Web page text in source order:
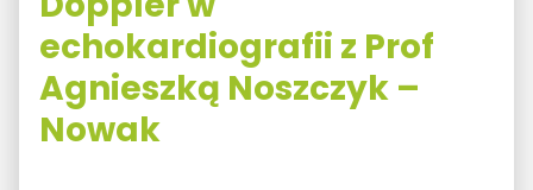
echokardiografii z Prof
Agnieszką Noszczyk –
Nowak